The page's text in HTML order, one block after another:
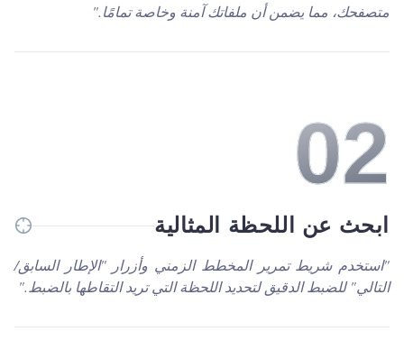
متصفحك، مما يضمن أن ملفاتك آمنة وخاصة تمامًا."
02
ابحث عن اللحظة المثالية
"استخدم شريط تمرير المخطط الزمني وأزرار "الإطار السابق/
التالي" للضبط الدقيق لتحديد اللحظة التي تريد التقاطها بالضبط."